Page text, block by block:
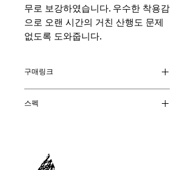
무로 보강하였습니다. 우수한 착용감
으로 오랜 시간의 거친 산행도 문제
없도록 도와줍니다.
구매링크
스펙
창 : Zamberlan®Vibram®Raptor
색상 : Oxide